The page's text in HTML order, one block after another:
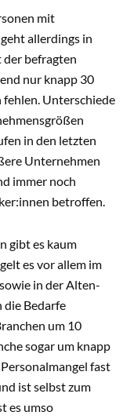
mit
allerdings in
der befragten
nur knapp 30
Unterschiede
in den letzten
Unternehmen
immer noch
betroffen.
gibt es kaum
es vor allem im
in der Alten-
die Bedarfe
um 10
sogar um knapp
fast
ist selbst zum
es umso